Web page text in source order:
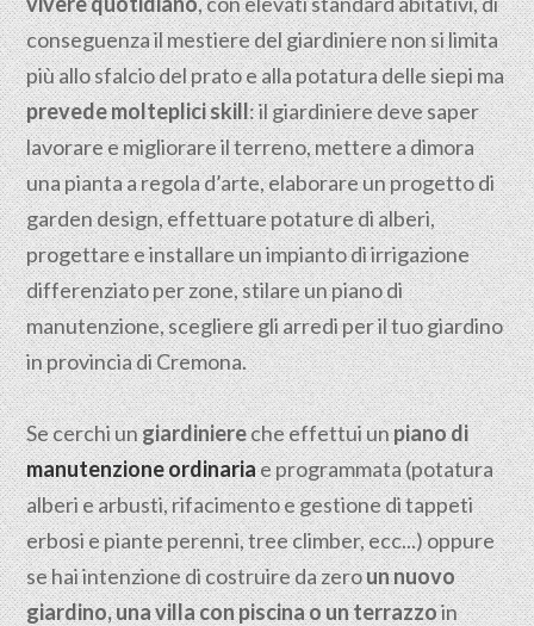
conseguenza il mestiere del giardiniere non si limita
più allo sfalcio del prato e alla potatura delle siepi ma
prevede molteplici skill: il giardiniere deve saper
lavorare e migliorare il terreno, mettere a dimora
una pianta a regola d’arte, elaborare un progetto di
garden design, effettuare potature di alberi,
progettare e installare un impianto di irrigazione
differenziato per zone, stilare un piano di
manutenzione, scegliere gli arredi per il tuo giardino
in provincia di Cremona.
Se cerchi ungiardiniereche effettui unpiano di
manutenzione ordinariae programmata (potatura
alberi e arbusti, rifacimento e gestione di tappeti
erbosi e piante perenni, tree climber, ecc...) oppure
se hai intenzione di costruire da zeroun nuovo
giardino, una villa con piscina o un terrazzoin